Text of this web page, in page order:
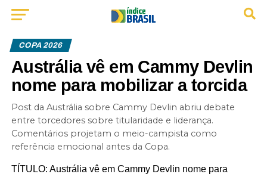
COPA 2026
Austrália vê em Cammy Devlin
nome para mobilizar a torcida
Post da Austrália sobre Cammy Devlin abriu debate
entre torcedores sobre titularidade e liderança.
Comentários projetam o meio-campista como
referência emocional antes da Copa.
TÍTULO: Austrália vê em Cammy Devlin nome para